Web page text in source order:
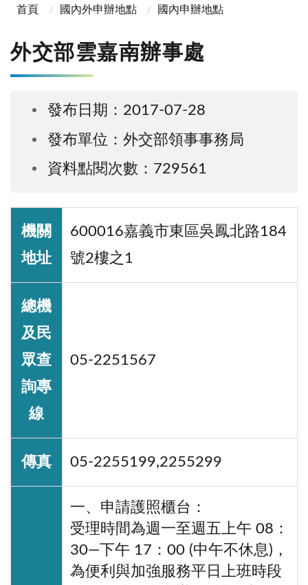
首頁 國內外申辦地點 國內申辦地點
外交部雲嘉南辦事處
發布日期：2017-07-28
發布單位：外交部領事事務局
資料點閱次數：729561
機關
地址
600016嘉義市東區吳鳳北路184
號2樓之1
總機
及民
眾查
詢專
線
05-2251567
傳真 05-2255199,2255299
一、申請護照櫃台：
受理時間為週一至週五上午 08：
30—下午 17：00 (中午不休息)，
為便利與加強服務平日上班時段